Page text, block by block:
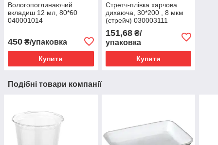
Вологопоглинаючий
вкладиш 12 мл, 80*60
040001014
450 ₴/упаковка
Купити
Стретч-плівка харчова
дихаюча, 30*200 , 8 мкм
(стрейч) 030003111
151,68₴/
упаковка
Купити
Подібні товари компанії